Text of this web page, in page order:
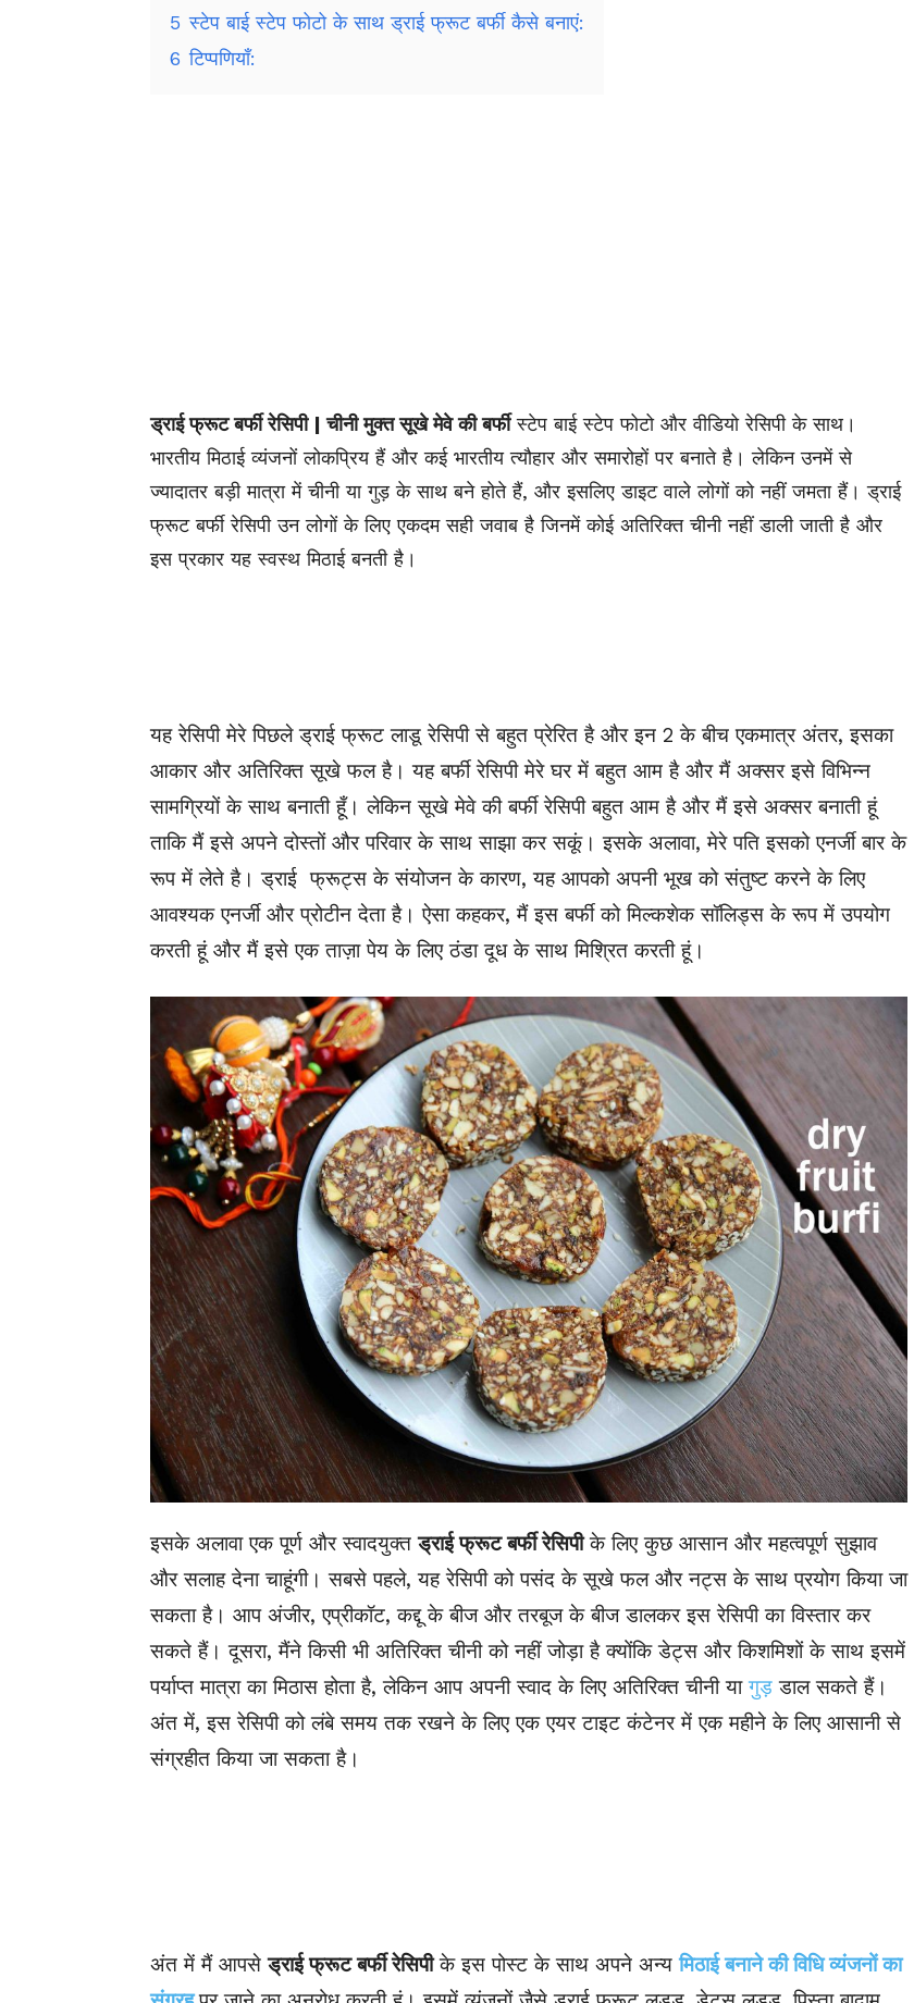
5 स्टेप बाई स्टेप फोटो के साथ ड्राई फ्रूट बर्फी कैसे बनाएं:
6 टिप्पणियाँ:
ड्राई फ्रूट बर्फी रेसिपी | चीनी मुक्त सूखे मेवे की बर्फीस्टेप बाई स्टेप फोटो और वीडियो रेसिपी के साथ।
भारतीय मिठाई व्यंजनों लोकप्रिय हैं और कई भारतीय त्यौहार और समारोहों पर बनाते है। लेकिन उनमें से
ज्यादातर बड़ी मात्रा में चीनी या गुड़ के साथ बने होते हैं, और इसलिए डाइट वाले लोगों को नहीं जमता हैं। ड्राई
फ्रूट बर्फी रेसिपी उन लोगों के लिए एकदम सही जवाब है जिनमें कोई अतिरिक्त चीनी नहींडाली जातीहै और
इस प्रकार यह स्वस्थमिठाई बनतीहै।
यह रेसिपी मेरे पिछले ड्राई फ्रूट लाडू रेसिपी से बहुत प्रेरित है और इन 2 के बीच एकमात्र अंतर, इसका
आकार और अतिरिक्त सूखे फल है। यह बर्फी रेसिपी मेरे घर में बहुत आम है और मैं अक्सर इसे विभिन्न
सामग्रियोंके साथ बनाती हूँ। लेकिन सूखे मेवे की बर्फी रेसिपी बहुत आम है और मैं इसे अक्सर बनाती हूं
ताकि मैं इसे अपने दोस्तों और परिवार के साथ साझा कर सकूं। इसके अलावा, मेरे पति इसको एनर्जी बार के
रूप में लेते है। ड्राई फ्रूट्स के संयोजन के कारण, यह आपको अपनी भूख को संतुष्ट करने के लिए
आवश्यक एनर्जी और प्रोटीन देता है। ऐसा कहकर, मैं इस बर्फी को मिल्कशेक सॉलिड्स के रूप में उपयोग
करती हूं और मैं इसे एक ताज़ा पेय के लिए ठंडा दूध के साथ मिश्रित करती हूं।
इसके अलावा एक पूर्ण और स्वादयुक्तड्राई फ्रूट बर्फी रेसिपीके लिए कुछ आसान और महत्वपूर्ण सुझाव
और सलाह देना चाहूंगी। सबसे पहले, यह रेसिपी को पसंद के सूखे फल और नट्स के साथ प्रयोग किया जा
सकता है। आप अंजीर, एप्रीकॉट, कद्दू के बीज और तरबूज के बीज डालकर इस रेसिपी का विस्तार कर
सकते हैं। दूसरा, मैंने किसी भी अतिरिक्त चीनी को नहीं जोड़ा है क्योंकि डेट्स और किशमिशों के साथ इसमें
पर्याप्त मात्रा का मिठास होता है, लेकिन आप अपनी स्वाद के लिए अतिरिक्त चीनी यागुड़ डाल सकते हैं।
अंत में, इस रेसिपी को लंबे समय तक रखने के लिए एक एयर टाइट कंटेनर में एक महीने के लिए आसानी से
संग्रहीत किया जा सकता है।
अंत में मैं आपसेड्राई फ्रूट बर्फी रेसिपीके इस पोस्ट के साथ अपने अन्यमिठाई बनाने की विधि व्यंजनों का